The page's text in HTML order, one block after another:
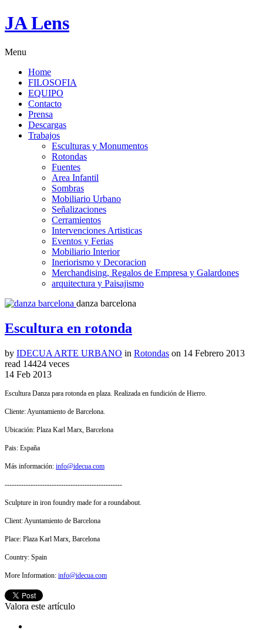
JA Lens
Menu
Home
FILOSOFIA
EQUIPO
Contacto
Prensa
Descargas
Trabajos
Esculturas y Monumentos
Rotondas
Fuentes
Area Infantil
Sombras
Mobiliario Urbano
Señalizaciones
Cerramientos
Intervenciones Artisticas
Eventos y Ferias
Mobiliario Interior
Ineriorismo y Decoracion
Merchandising, Regalos de Empresa y Galardones
arquitectura y Paisajismo
danza barcelona
Escultura en rotonda
by IDECUA ARTE URBANO in Rotondas on 14 Febrero 2013
read 14424 veces
14 Feb 2013
Escultura Danza para rotonda en plaza. Realizada en fundición de Hierro.
Cliente: Ayuntamiento de Barcelona.
Ubicación: Plaza Karl Marx, Barcelona
Pais: España
Más información: info@idecua.com
--------------------------------------------------
Sculpture in iron foundry made for a roundabout.
Client: Ayuntamiento de Barcelona
Place: Plaza Karl Marx, Barcelona
Country: Spain
More Information: info@idecua.com
Valora este artículo